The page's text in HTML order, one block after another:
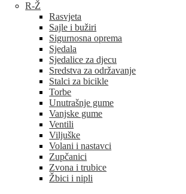
R-Ž
Rasvjeta
Sajle i bužiri
Sigurnosna oprema
Sjedala
Sjedalice za djecu
Sredstva za održavanje
Stalci za bicikle
Torbe
Unutrašnje gume
Vanjske gume
Ventili
Viljuške
Volani i nastavci
Zupčanici
Zvona i trubice
Žbici i nipli